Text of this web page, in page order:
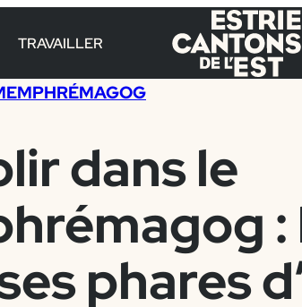
TRAVAILLER
dans le
:
phares